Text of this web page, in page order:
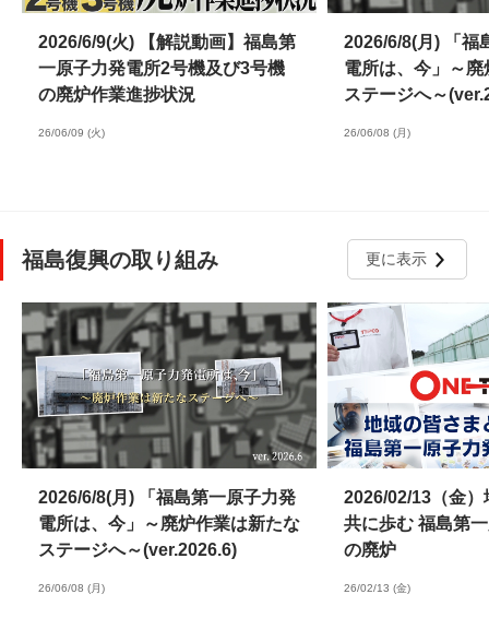
2026/6/9(火) 【解説動画】福島第
一原子力発電所2号機及び3号機
の廃炉作業進捗状況
26/06/09 (火)
2026/6/8(月) 「福
電所は、今」～
ステージへ～
26/06/08 (月)
福島復興の取り組み 更に表示
2026/6/8(月) 「福島第一原子力発
電所は、今」～廃炉作業は新たな
ステージへ～(ver.2026.6)
26/06/08 (月)
2026/02/13（金
共に歩む 福島第
の廃炉
26/02/13 (金)